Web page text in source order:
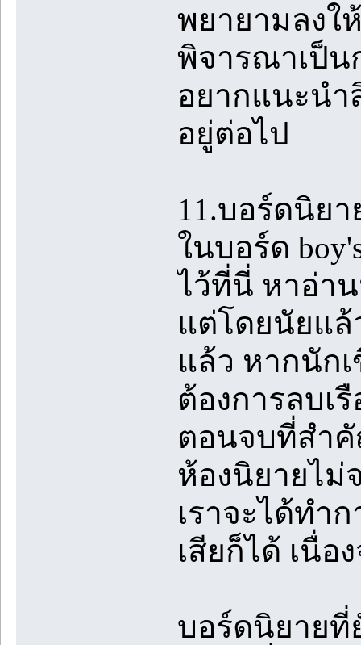
พยายามลงใ
พิจารณาเป็น
อยากแนะนำ
อยู่ต่อไป
11.บอร์ดนิย
ในบอร์ด
ไว้ที่นี่ หาอ่า
แต่โดยนัยแล้
แล้ว หากนัก
ต้องการลบเ
ตอนจบที่สำคั
ห้องนิยายไม่
เราจะได้ทำ
เสียก็ได้ เนื่
บอร์ดนิยายที่